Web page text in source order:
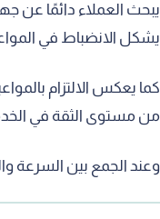
العملاء دائمًا عن جهة
الانضباط في
يعكس الالتزام
مستوى الثقة في
الجمع بين السرعة